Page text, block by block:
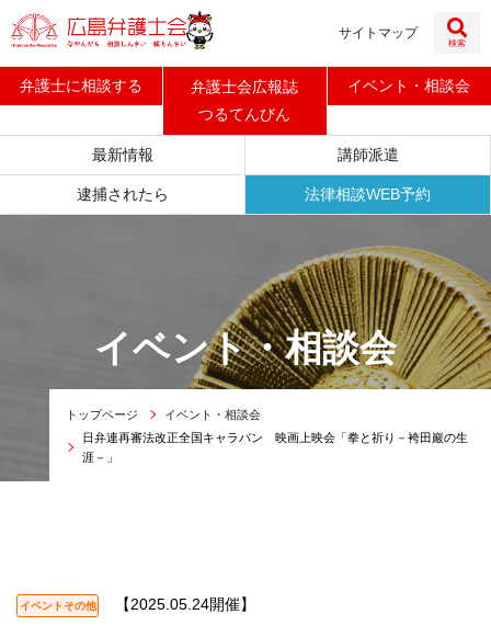
サイトマップ
検索
弁護士に相談する
弁護士会広報誌
つるてんびん
イベント ・相談会
最新情報 講師派遣
逮捕されたら 法律相談WEB予約
イベント・相談会
トップページ
イベント・相談会
日弁連再審法改正全国キャラバン 映画上映会「拳と祈り－袴田巖の生
涯－」
イベントその他 【2025.05.24開催】